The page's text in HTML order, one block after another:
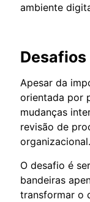
ambiente
Apesar da
orientada por
mudanças
revisão de
organizacional.
O desafio é
bandeiras
transformar o